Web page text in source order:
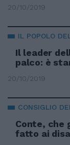
20/10/2019
IL POPOLO
Il leader
palco: è
20/10/2019
CONSIGLIO
Conte, che
fatto ai